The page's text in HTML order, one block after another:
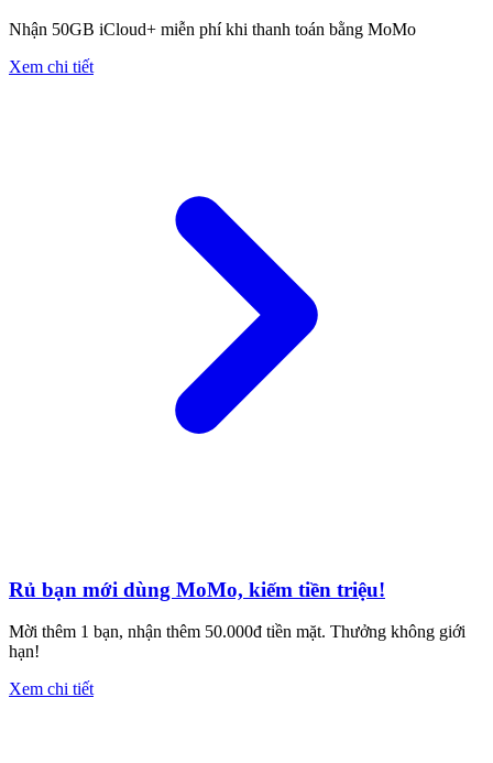
Nhận 50GB iCloud+ miễn phí khi thanh toán bằng MoMo
Xem chi tiết
Rủ bạn mới dùng MoMo, kiếm tiền triệu!
Mời thêm 1 bạn, nhận thêm 50.000đ tiền mặt. Thưởng không giới
hạn!
Xem chi tiết